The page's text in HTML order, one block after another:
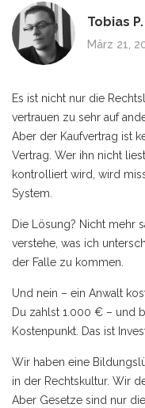
Tobias P.
März 21,
Es ist nicht nur die
vertrauen zu sehr auf
Aber der Kaufvertrag ist
Vertrag. Wer ihn nicht
kontrolliert wird, wird
System.
Die Lösung? Nicht mehr
verstehe, was ich
der Falle zu kommen.
Und nein – ein Anwalt
Du zahlst 1.000 € – und
Kostenpunkt. Das ist
Wir haben eine
in der Rechtskultur. Wir
Aber Gesetze sind nur